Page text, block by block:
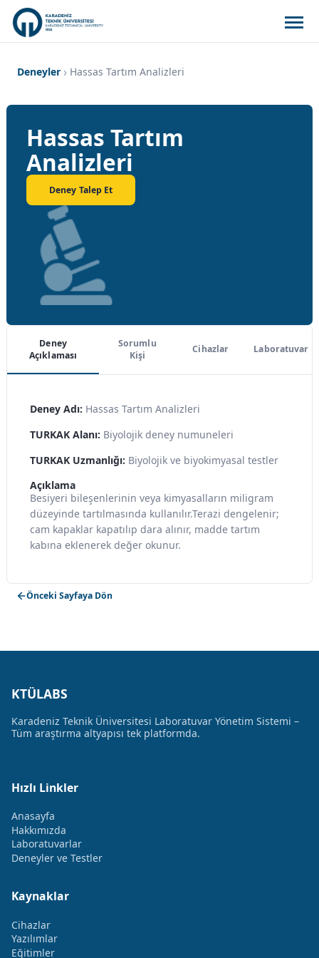
Deneyler Hassas Tartım Analizleri
Hassas Tartım
Analizleri
Deney Talep Et
Deney
Açıklaması
Sorumlu
Kişi
Cihazlar Laboratuvar
Deney Adı: Hassas Tartım Analizleri
TURKAK Alanı: Biyolojik deney numuneleri
TURKAK Uzmanlığı: Biyolojik ve biyokimyasal testler
Açıklama
Besiyeri bileşenlerinin veya kimyasalların miligram
düzeyinde tartılmasında kullanılır.Terazi dengelenir;
cam kapaklar kapatılıp dara alınır, madde tartım
kabına eklenerek değer okunur.
Önceki Sayfaya Dön
KTÜLABS
Karadeniz Teknik Üniversitesi Laboratuvar Yönetim Sistemi –
Tüm araştırma altyapısı tek platformda.
Hızlı Linkler
Anasayfa
Hakkımızda
Laboratuvarlar
Deneyler ve Testler
Kaynaklar
Cihazlar
Yazılımlar
Eğitimler